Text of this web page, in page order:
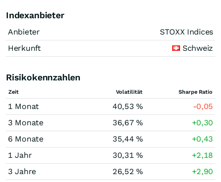
Indexanbieter
Anbieter
STOXX Indices
Herkunft
Schweiz
Risikokennzahlen
Zeit Volatilität Sharpe Ratio
1 Monat 40,53 %
-0,05
3 Monate
36,67 %
+0,30
6 Monate
35,44 %
+0,43
1 Jahr
30,31 %
+2,18
3 Jahre
26,52 %
+2,90